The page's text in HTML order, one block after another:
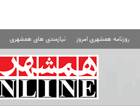
روزنامه همشهری امروز نیازمندی های همشهری